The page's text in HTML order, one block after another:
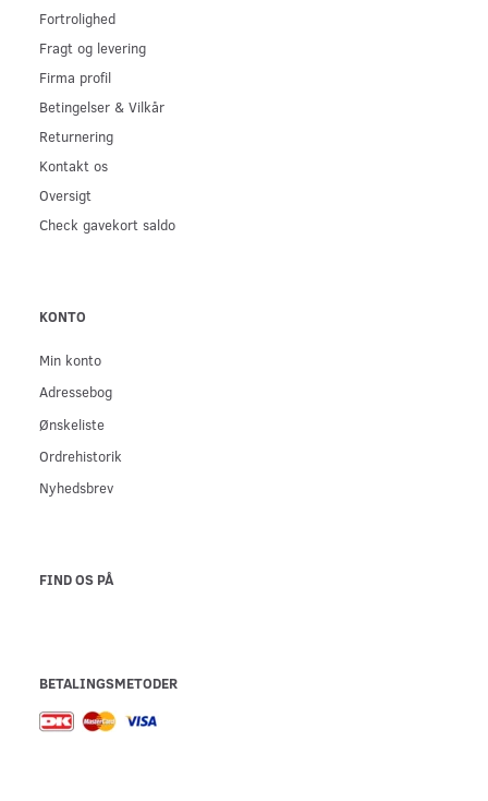
Fortrolighed
Fragt og levering
Firma profil
Betingelser & Vilkår
Returnering
Kontakt os
Oversigt
Check gavekort saldo
KONTO
Min konto
Adressebog
Ønskeliste
Ordrehistorik
Nyhedsbrev
FIND OS PÅ
BETALINGSMETODER